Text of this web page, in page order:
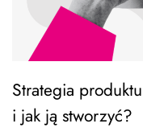
Strategia
i jak ją stworzyć?